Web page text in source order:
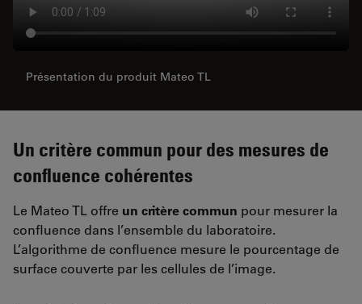
Présentation du produit Mateo TL
Un critère commun pour des mesures de
confluence cohérentes
Le Mateo TL offre un critère commun pour mesurer la
confluence dans l’ensemble du laboratoire.
L’algorithme de confluence mesure le pourcentage de
surface couverte par les cellules de l’image.